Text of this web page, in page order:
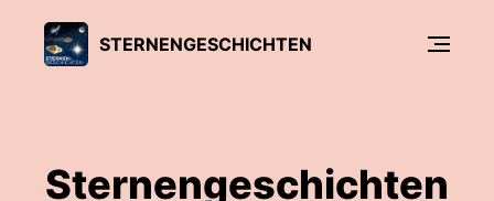
STERNENGESCHICHTEN
Sternengeschichten